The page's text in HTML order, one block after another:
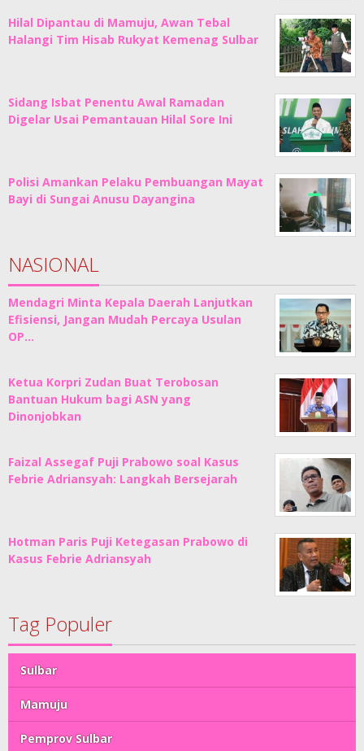
Hilal Dipantau di Mamuju, Awan Tebal
Halangi Tim Hisab Rukyat Kemenag Sulbar
Sidang Isbat Penentu Awal Ramadan
Digelar Usai Pemantauan Hilal Sore Ini
Polisi Amankan Pelaku Pembuangan Mayat
Bayi di Sungai Anusu Dayangina
NASIONAL
Mendagri Minta Kepala Daerah Lanjutkan
Efisiensi, Jangan Mudah Percaya Usulan
OP…
Ketua Korpri Zudan Buat Terobosan
Bantuan Hukum bagi ASN yang
Dinonjobkan
Faizal Assegaf Puji Prabowo soal Kasus
Febrie Adriansyah: Langkah Bersejarah
Hotman Paris Puji Ketegasan Prabowo di
Kasus Febrie Adriansyah
Tag Populer
Sulbar
Mamuju
Pemprov Sulbar